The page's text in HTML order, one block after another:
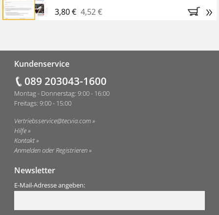
3,80 € 4,52 € »
Kundenservice
089 203043-1600
Montag - Donnerstag: 9:00 - 16:00
Freitags: 9:00 - 15:00
Vertriebsservice@tecvia.com
Hilfe
Kontakt
Anmelden oder Registrieren
Newsletter
E-Mail-Adresse angeben: